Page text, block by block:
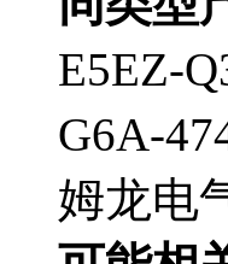
E5EZ-
G6A-
姆龙电